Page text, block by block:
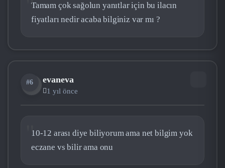
Tamam çok sağolun yanıtlar için bu ilacın
fiyatları nedir acaba bilginiz var mı ?
#6
EV
evaneva
1 yıl önce
10-12 arası diye biliyorum ama net bilgim yok
eczane vs bilir ama onu